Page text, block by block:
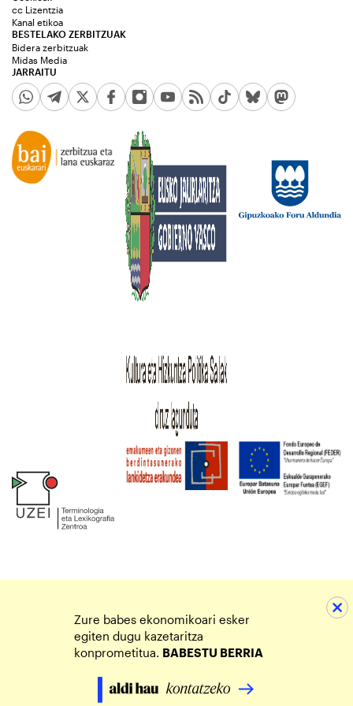
JARRAITU
cc Lizentzia
Kanal etikoa
BESTELAKO ZERBITZUAK
Bidera zerbitzuak
Midas Media
Zure babes ekonomikoari esker
egiten dugu kazetaritza
konprometitua. BABESTU BERRIA